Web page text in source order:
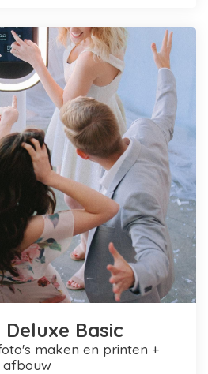
Basic
afbouw